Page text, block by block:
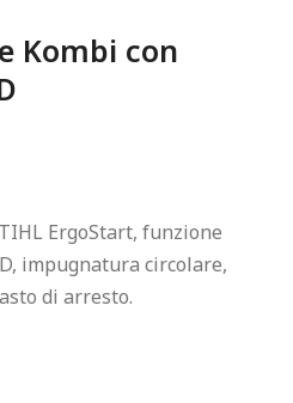
Kombi con
ErgoStart, funzione
impugnatura circolare,
di arresto.